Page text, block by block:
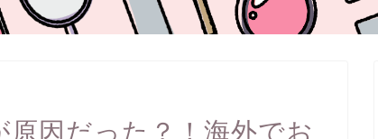
因だった？！海外でお